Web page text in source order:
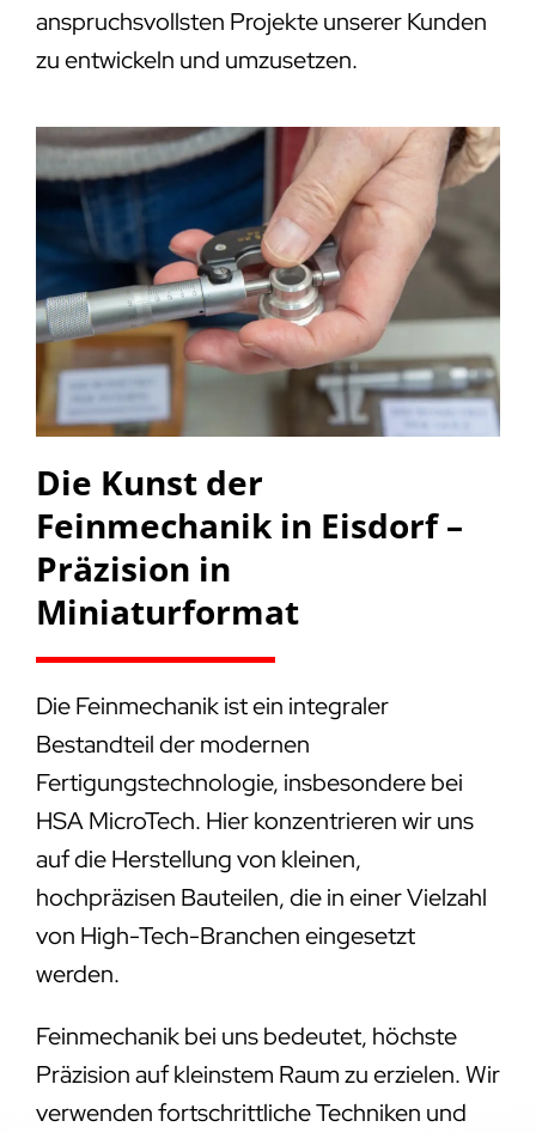
anspruchsvollsten Projekte unserer Kunden
zu entwickeln und umzusetzen.
Die Kunst der
Feinmechanik in Eisdorf –
Präzision in
Miniaturformat
Die Feinmechanik ist ein integraler
Bestandteil der modernen
Fertigungstechnologie, insbesondere bei
HSA MicroTech. Hier konzentrieren wir uns
auf die Herstellung von kleinen,
hochpräzisen Bauteilen, die in einer Vielzahl
von High-Tech-Branchen eingesetzt
werden.
Feinmechanik bei uns bedeutet, höchste
Präzision auf kleinstem Raum zu erzielen. Wir
verwenden fortschrittliche Techniken und